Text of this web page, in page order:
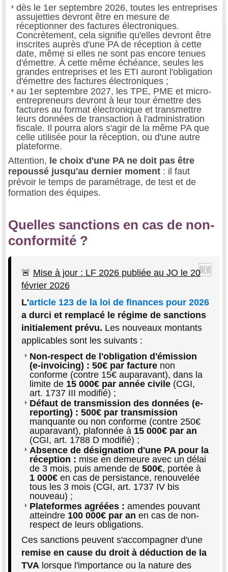
dès le 1er septembre 2026, toutes les entreprises
assujetties devront être en mesure de
réceptionner des factures électroniques.
Concrètement, cela signifie qu'elles devront être
inscrites auprès d'une PA de réception à cette
date, même si elles ne sont pas encore tenues
d'émettre. À cette même échéance, seules les
grandes entreprises et les ETI auront l'obligation
d'émettre des factures électroniques ;
au 1er septembre 2027, les TPE, PME et micro-
entrepreneurs devront à leur tour émettre des
factures au format électronique et transmettre
leurs données de transaction à l'administration
fiscale. Il pourra alors s'agir de la même PA que
celle utilisée pour la réception, ou d'une autre
plateforme.
Attention, le choix d'une PA ne doit pas être
repoussé jusqu'au dernier moment : il faut
prévoir le temps de paramétrage, de test et de
formation des équipes.
Quelles sanctions en cas de non-
conformité ?
🚨 Mise à jour : LF 2026 publiée au JO le 20
février 2026
L'article 123 de la loi de finances pour 2026
a durci et remplacé le régime de sanctions
initialement prévu. Les nouveaux montants
applicables sont les suivants :
Non-respect de l'obligation d'émission
(e-invoicing) : 50€ par facture non
conforme (contre 15€ auparavant), dans la
limite de 15 000€ par année civile (CGI,
art. 1737 III modifié) ;
Défaut de transmission des données (e-
reporting) : 500€ par transmission
manquante ou non conforme (contre 250€
auparavant), plafonnée à 15 000€ par an
(CGI, art. 1788 D modifié) ;
Absence de désignation d'une PA pour la
réception : mise en demeure avec un délai
de 3 mois, puis amende de 500€, portée à
1 000€ en cas de persistance, renouvelée
tous les 3 mois (CGI, art. 1737 IV bis
nouveau) ;
Plateformes agréées : amendes pouvant
atteindre 100 000€ par an en cas de non-
respect de leurs obligations.
Ces sanctions peuvent s'accompagner d'une
remise en cause du droit à déduction de la
TVA lorsque l'importance ou la nature des